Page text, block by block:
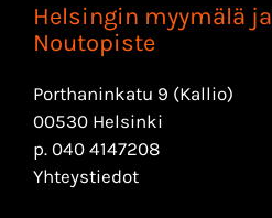
Helsingin myymälä ja
Noutopiste
Porthaninkatu 9 (Kallio)
00530 Helsinki
p. 040 4147208
Yhteystiedot